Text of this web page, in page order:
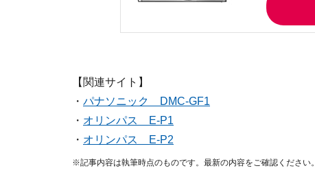
【関連サイト】
・ パナソニック DMC-GF1
・ オリンパス E-P1
・ オリンパス E-P2
※記事内容は執筆時点のものです。最新の内容をご確認ください。